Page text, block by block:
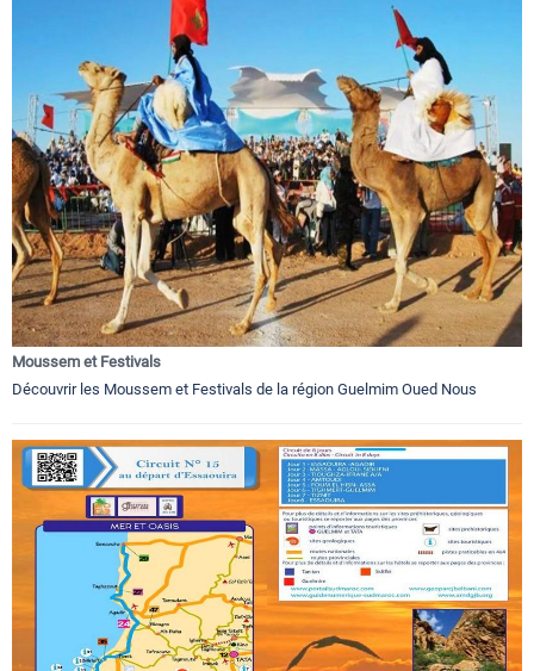
Moussem et Festivals
Découvrir les Moussem et Festivals de la région Guelmim Oued Nous